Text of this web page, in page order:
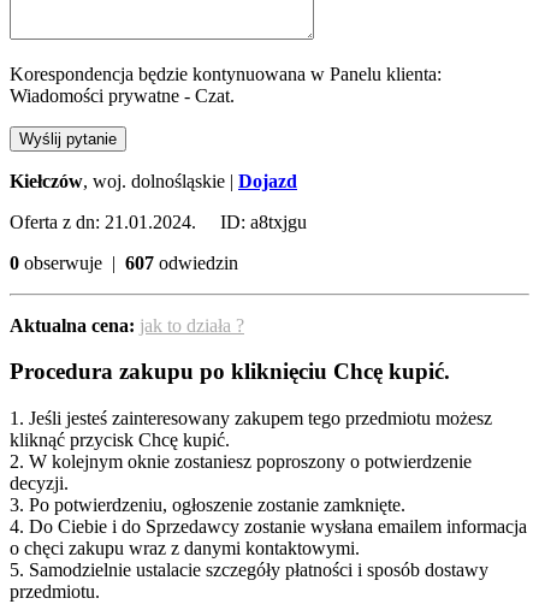
Korespondencja będzie kontynuowana w Panelu klienta:
Wiadomości prywatne - Czat.
Wyślij pytanie
Kiełczów, woj. dolnośląskie | Dojazd
Oferta z dn: 21.01.2024. ID: a8txjgu
0 obserwuje | 607 odwiedzin
Aktualna cena: jak to działa ?
Procedura zakupu po kliknięciu Chcę kupić.
1. Jeśli jesteś zainteresowany zakupem tego przedmiotu możesz
kliknąć przycisk Chcę kupić.
2. W kolejnym oknie zostaniesz poproszony o potwierdzenie
decyzji.
3. Po potwierdzeniu, ogłoszenie zostanie zamknięte.
4. Do Ciebie i do Sprzedawcy zostanie wysłana emailem informacja
o chęci zakupu wraz z danymi kontaktowymi.
5. Samodzielnie ustalacie szczegóły płatności i sposób dostawy
przedmiotu.